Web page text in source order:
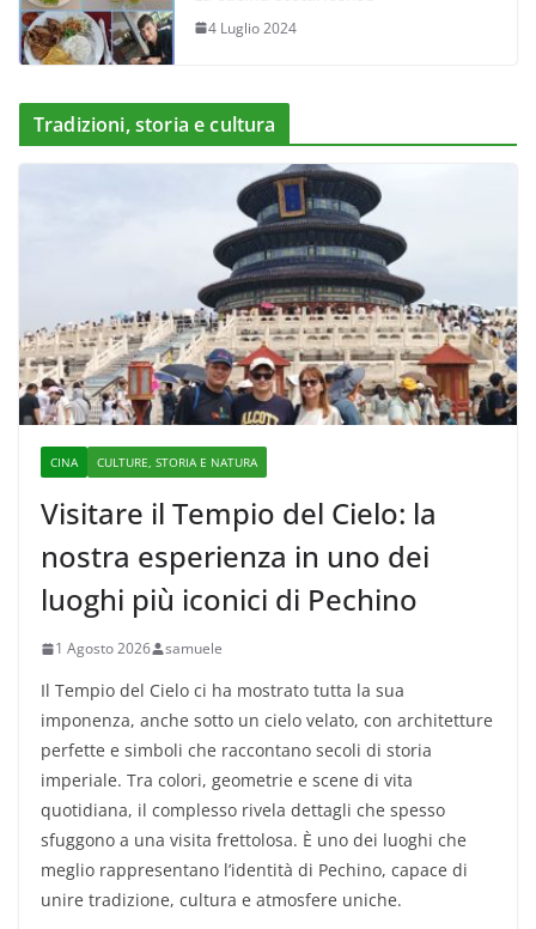
4 Luglio 2024
Tradizioni, storia e cultura
CINA CULTURE, STORIA E NATURA
Visitare il Tempio del Cielo: la
nostra esperienza in uno dei
luoghi più iconici di Pechino
1 Agosto 2026 samuele
Il Tempio del Cielo ci ha mostrato tutta la sua
imponenza, anche sotto un cielo velato, con architetture
perfette e simboli che raccontano secoli di storia
imperiale. Tra colori, geometrie e scene di vita
quotidiana, il complesso rivela dettagli che spesso
sfuggono a una visita frettolosa. È uno dei luoghi che
meglio rappresentano l’identità di Pechino, capace di
unire tradizione, cultura e atmosfere uniche.